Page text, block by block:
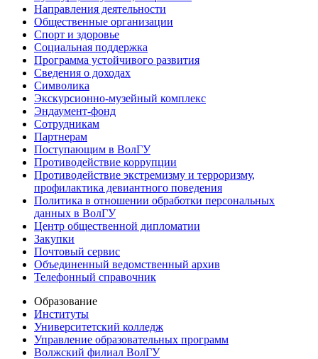
Направления деятельности
Общественные организации
Спорт и здоровье
Социальная поддержка
Программа устойчивого развития
Сведения о доходах
Символика
Экскурсионно-музейный комплекс
Эндаумент-фонд
Сотрудникам
Партнерам
Поступающим в ВолГУ
Противодействие коррупции
Противодействие экстремизму и терроризму,
профилактика девиантного поведения
Политика в отношении обработки персональных
данных в ВолГУ
Центр общественной дипломатии
Закупки
Почтовый сервис
Объединенный ведомственный архив
Телефонный справочник
Образование
Институты
Университетский колледж
Управление образовательных программ
Волжский филиал ВолГУ